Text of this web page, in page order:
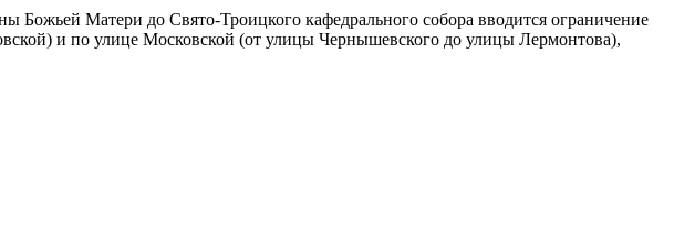
Божьей Матери до Свято-Троицкого кафедрального собора вводится ограничение
и по улице Московской (от улицы Чернышевского до улицы Лермонтова),